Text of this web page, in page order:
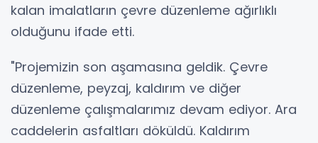
kalan imalatların çevre düzenleme ağırlıklı
olduğunu ifade etti.
"Projemizin son aşamasına geldik. Çevre
düzenleme, peyzaj, kaldırım ve diğer
düzenleme çalışmalarımız devam ediyor. Ara
caddelerin asfaltları döküldü. Kaldırım